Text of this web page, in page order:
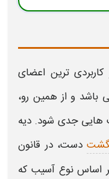
ترین اعضای
باشد و از همین رو،
هایی جدی شود. دیه
دست، در قانون
اساس نوع آسیب که